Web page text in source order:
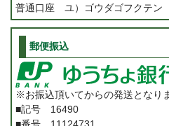
普通口座 ユ）ゴウダゴフクテン
郵便振込
※お振込頂いてからの発送となり
■記号 16490